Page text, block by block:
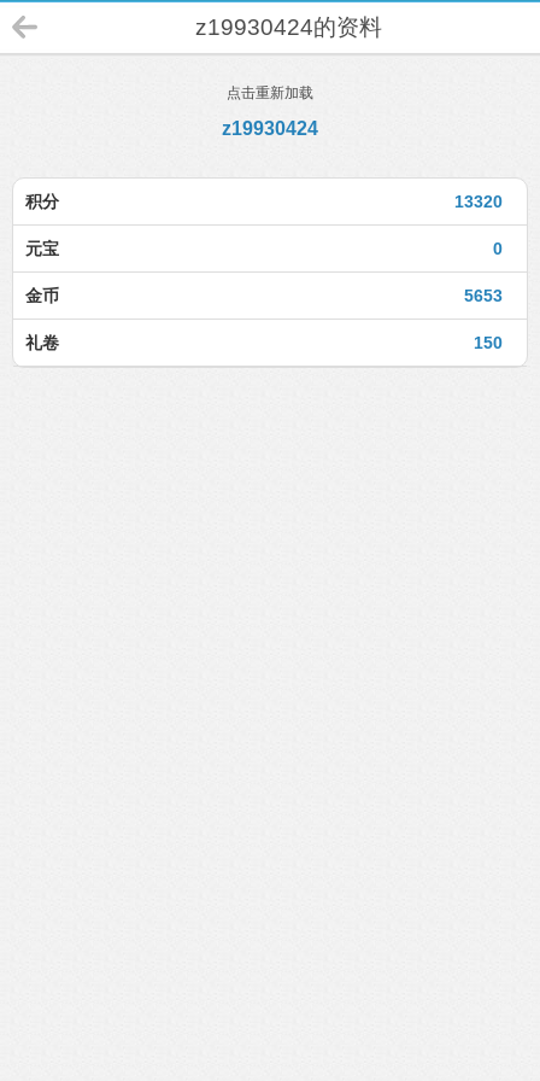
z19930424的资料
点击重新加载
z19930424
13320
积分
0
元宝
5653
金币
150
礼卷